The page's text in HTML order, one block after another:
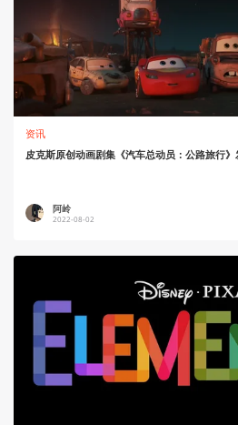
资讯
皮克斯原创动画剧集《汽车总动员：公路旅行
阿岭
2022-08-02